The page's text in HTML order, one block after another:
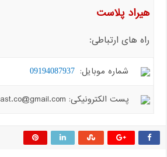
هیراد پلاست
راه های ارتباطی:
شماره موبایل: 09194087937
پست الکترونیکی: hiradplast.co@gmail.com